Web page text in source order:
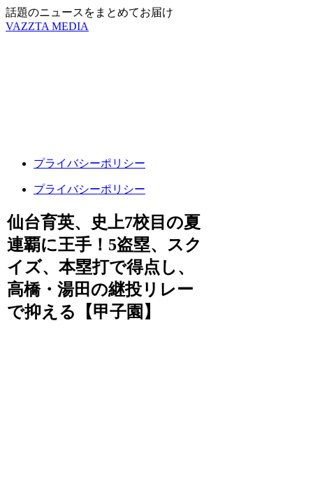
話題のニュースをまとめてお届け
VAZZTA MEDIA
プライバシーポリシー
プライバシーポリシー
仙台育英、史上7校目の夏
連覇に王手！5盗塁、スク
イズ、本塁打で得点し、
高橋・湯田の継投リレー
で抑える【甲子園】